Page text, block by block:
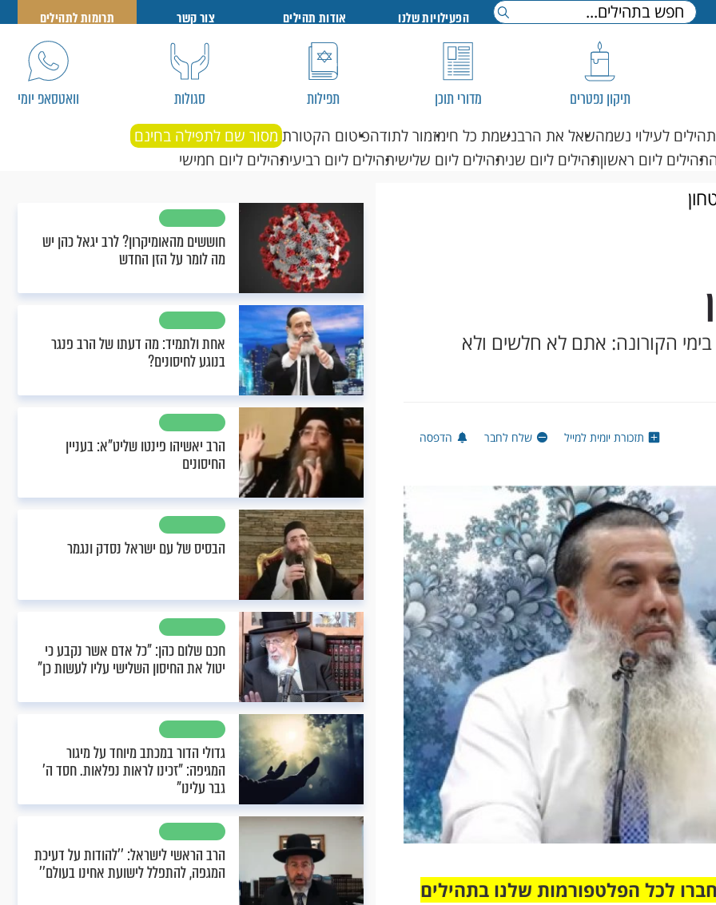
הפעילויות שלנו אודות תהילים צור קשר תרומות לתהילים
תיקון נפטרים מדורי תוכן תפילות סגולות וואטסאפ יומי
תהילים לעילוי נשמהשאל את הרבנשמת כל חימזמור לתודהפיטום הקטורת מסור שם לתפילה בחינם
תהילים ליום ראשוןתהילים ליום שניתהילים ליום שלישיתהילים ליום רביעיתהילים ליום חמישי
הקורונה: אתם לא חלשים ולא
תזכורת יומית למייל שלח לחבר הדפסה
לכל הפלטפורמות שלנו בתהילים
חוששים מהאומיקרון? לרב יגאל כהן יש
מה לומר על הזן החדש
אחת ולתמיד: מה דעתו של הרב פנגר
בנוגע לחיסונים?
הרב יאשיהו פינטו שליט"א: בעניין
החיסונים
הבסיס של עם ישראל נסדק ונגמר
חכם שלום כהן: "כל אדם אשר נקבע כי
יטול את החיסון השלישי עליו לעשות כן"
גדולי הדור במכתב מיוחד על מיגור
המגיפה: "זכינו לראות נפלאות. חסד ה’
גבר עלינו"
הרב הראשי לישראל: ’’להודות על דעיכת
המגפה, להתפלל לישועת אחינו בעולם’’